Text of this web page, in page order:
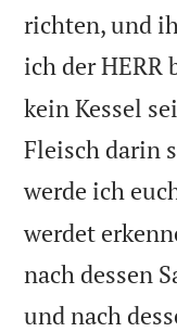
richten, und
ich der HERR
kein Kessel
Fleisch darin
werde ich
werdet
nach dessen
und nach